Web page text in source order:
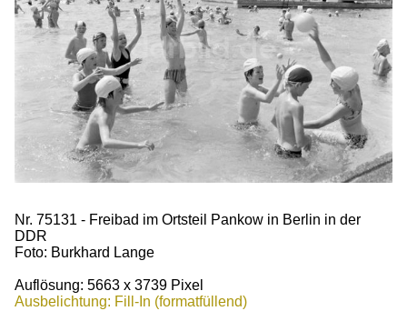
Nr. 75131 - Freibad im Ortsteil Pankow in Berlin in der
DDR
Foto: Burkhard Lange
Auflösung: 5663 x 3739 Pixel
Ausbelichtung: Fill-In (formatfüllend)